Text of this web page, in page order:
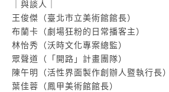
｜與談人｜
王俊傑（臺北市立美術館館長）
布蘭卡（劇場狂粉的日常播客主）
林怡秀（沃時文化專案總監）
眾聲道（「開路」計畫團隊）
陳午明（活性界面製作創辦人暨執行長）
葉佳蓉（鳳甲美術館館長）